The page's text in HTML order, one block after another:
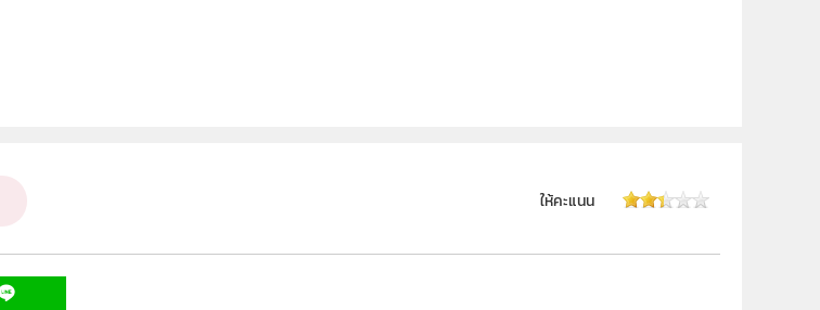
ให้คะแนน